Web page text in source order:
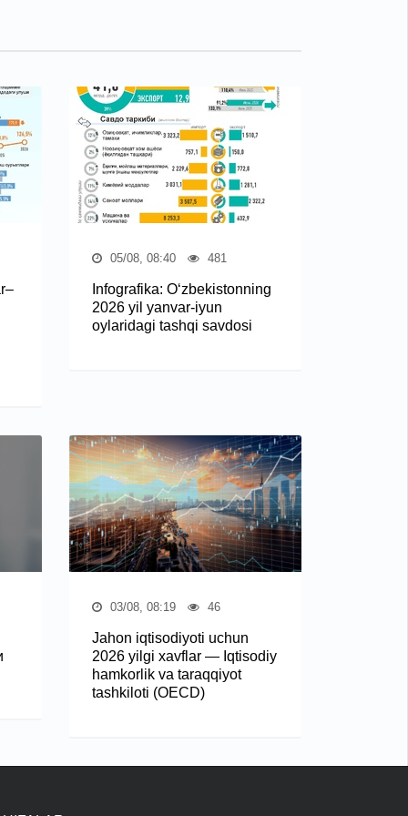
05/08, 08:40 481
Infografika: O‘zbekistonning
2026 yil yanvar-iyun
oylaridagi tashqi savdosi
03/08, 08:19 46
Jahon iqtisodiyoti uchun
2026 yilgi xavflar — Iqtisodiy
hamkorlik va taraqqiyot
tashkiloti (OECD)